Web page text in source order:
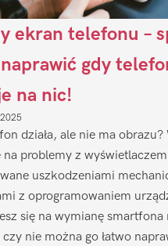
ekran telefonu –
gdy
na nic!
działa, ale nie ma obrazu?
na problemy z
uszkodzeniami
z oprogramowaniem
się na wymianę smartfona
nie można go łatwo